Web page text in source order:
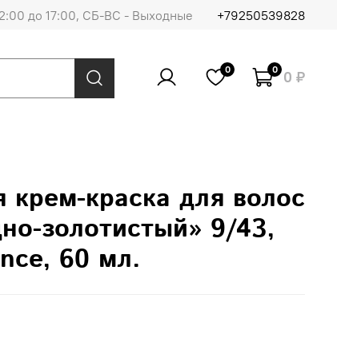
до 17:00, СБ-ВС - Выходные +79250539828
0 0 0 ₽
крем-краска для волос
золотистый» 9/43,
60 мл.